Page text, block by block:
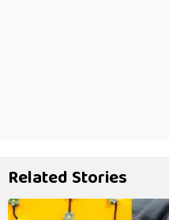
Related Stories